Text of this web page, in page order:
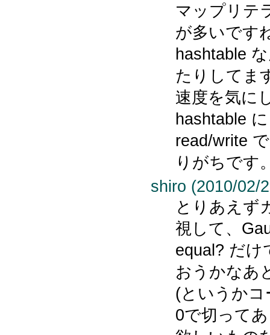
マップリテ
が多いです
hashtable
たりしてま
速度を気に
hashtable
read/write
りがちです
shiro (2010/02/
とりあえず
視して、
equal? だけ
おうかなあ
(というか
0で切って